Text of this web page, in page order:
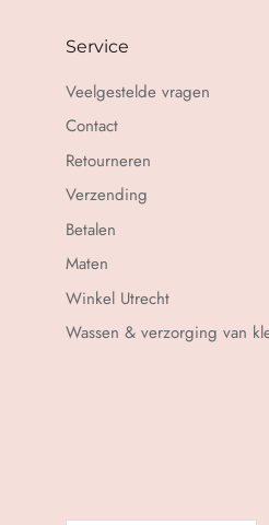
Service
Veelgestelde vragen
Contact
Retourneren
Verzending
Betalen
Maten
Winkel Utrecht
Wassen & verzorging van